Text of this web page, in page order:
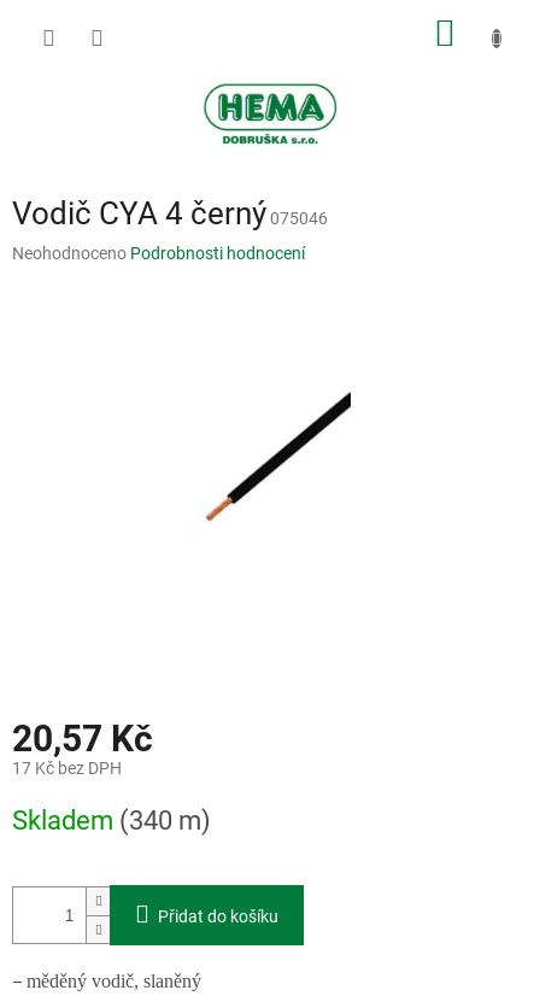
Vodič CYA 4 černý075046
Průměrné
Neohodnoceno Podrobnosti hodnocení
20,57 Kč
17 Kč bez DPH
cena:
Skladem (340 m)
Přidat do košíku
– měděný vodič, slaněný